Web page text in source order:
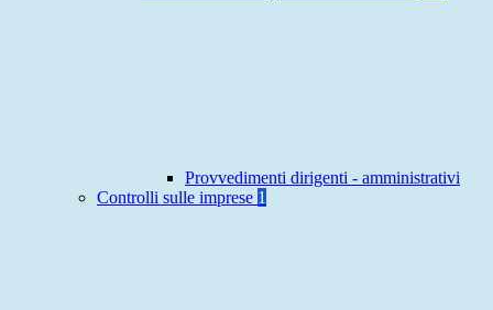
Provvedimenti dirigenti - amministrativi
Controlli sulle imprese 1